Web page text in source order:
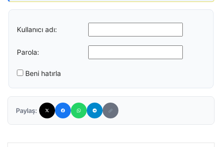
Kullanıcı adı:
Parola:
Beni hatırla
Paylaş: